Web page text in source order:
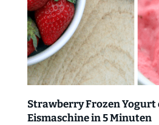
Strawberry Frozen Yogurt
Eismaschine in 5 Minuten